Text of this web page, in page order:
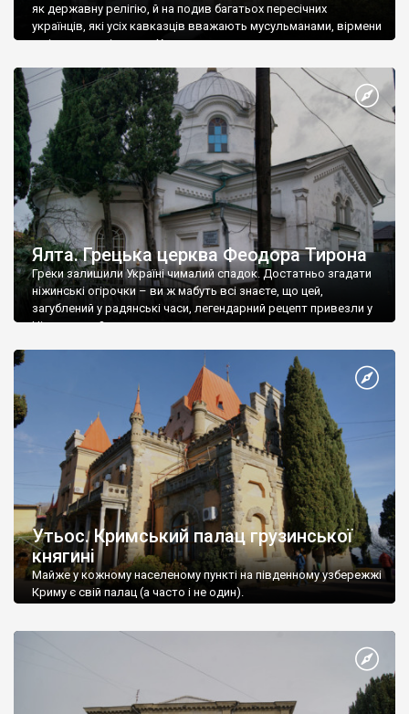
як державну релігію, й на подив багатьох пересічних
українців, які усіх кавказців вважають мусульманами, вірмени
є відданими вірянами Христа
Ялта. Грецька церква Феодора Тирона
Греки залишили Україні чималий спадок. Достатньо згадати
ніжинські огірочки – ви ж мабуть всі знаєте, що цей,
загублений у радянські часи, легендарний рецепт привезли у
Ніжин греки?
Утьос. Кримський палац грузинської
княгині
Майже у кожному населеному пункті на південному узбережжі
Криму є свій палац (а часто і не один).